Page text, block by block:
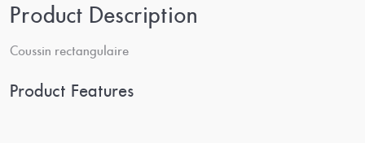
Product Description
Coussin rectangulaire
Product Features